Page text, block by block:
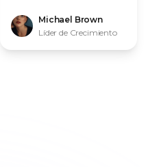
Michael Brown
Líder de Crecimiento